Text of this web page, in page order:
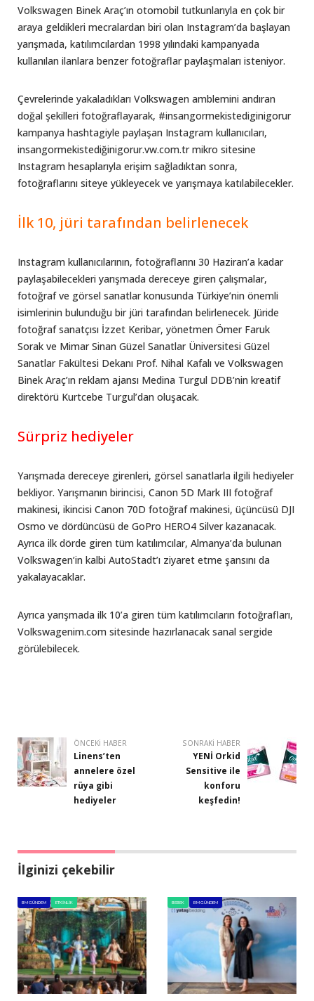
Volkswagen Binek Araç’ın otomobil tutkunlarıyla en çok bir
araya geldikleri mecralardan biri olan Instagram’da başlayan
yarışmada, katılımcılardan 1998 yılındaki kampanyada
kullanılan ilanlara benzer fotoğraflar paylaşmaları isteniyor.
Çevrelerinde yakaladıkları Volkswagen amblemini andıran
doğal şekilleri fotoğraflayarak, #insangormekistediginigorur
kampanya hashtagiyle paylaşan Instagram kullanıcıları,
insangormekistediğinigorur.vw.com.tr mikro sitesine
Instagram hesaplarıyla erişim sağladıktan sonra,
fotoğraflarını siteye yükleyecek ve yarışmaya katılabilecekler.
İlk 10, jüri tarafından belirlenecek
Instagram kullanıcılarının, fotoğraflarını 30 Haziran’a kadar
paylaşabilecekleri yarışmada dereceye giren çalışmalar,
fotoğraf ve görsel sanatlar konusunda Türkiye’nin önemli
isimlerinin bulunduğu bir jüri tarafından belirlenecek. Jüride
fotoğraf sanatçısı İzzet Keribar, yönetmen Ömer Faruk
Sorak ve Mimar Sinan Güzel Sanatlar Üniversitesi Güzel
Sanatlar Fakültesi Dekanı Prof. Nihal Kafalı ve Volkswagen
Binek Araç’ın reklam ajansı Medina Turgul DDB’nin kreatif
direktörü Kurtcebe Turgul’dan oluşacak.
Sürpriz hediyeler
Yarışmada dereceye girenleri, görsel sanatlarla ilgili hediyeler
bekliyor. Yarışmanın birincisi, Canon 5D Mark III fotoğraf
makinesi, ikincisi Canon 70D fotoğraf makinesi, üçüncüsü DJI
Osmo ve dördüncüsü de GoPro HERO4 Silver kazanacak.
Ayrıca ilk dörde giren tüm katılımcılar, Almanya’da bulunan
Volkswagen’in kalbi AutoStadt’ı ziyaret etme şansını da
yakalayacaklar.
Ayrıca yarışmada ilk 10’a giren tüm katılımcıların fotoğrafları,
Volkswagenim.com sitesinde hazırlanacak sanal sergide
görülebilecek.
ÖNCEKI HABER
Linens’ten
annelere özel
rüya gibi
hediyeler
SONRAKI HABER
YENİ Orkid
Sensitive ile
konforu
keşfedin!
İlginizi çekebilir
BM GÜNDEM ETKINLIK BEBEK BM GÜNDEM